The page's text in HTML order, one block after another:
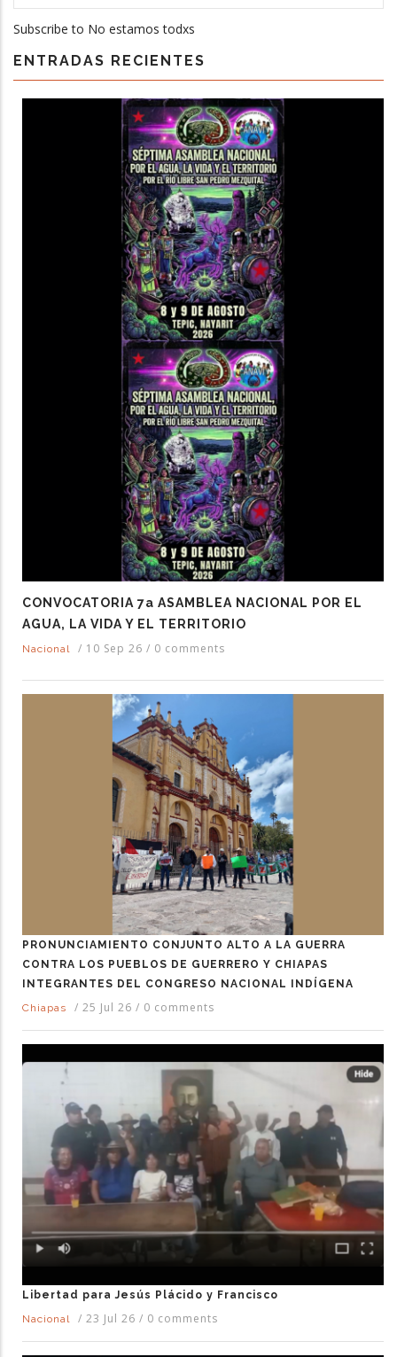
Subscribe to No estamos todxs
ENTRADAS RECIENTES
CONVOCATORIA 7a ASAMBLEA NACIONAL POR EL
AGUA, LA VIDA Y EL TERRITORIO
Nacional / 10 Sep 26 / 0 comments
PRONUNCIAMIENTO CONJUNTO ALTO A LA GUERRA
CONTRA LOS PUEBLOS DE GUERRERO Y CHIAPAS
INTEGRANTES DEL CONGRESO NACIONAL INDÍGENA
Chiapas
/ 25 Jul 26 / 0 comments
Libertad para Jesús Plácido y Francisco
Nacional
/ 23 Jul 26 / 0 comments